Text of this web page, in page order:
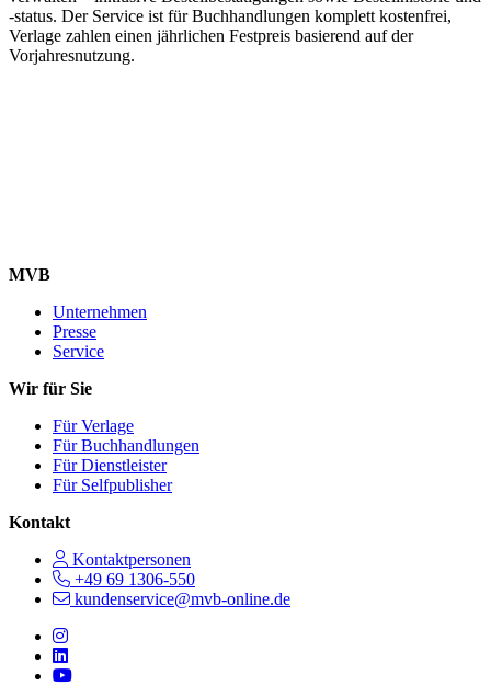
-status. Der Service ist für Buchhandlungen komplett kostenfrei,
Verlage zahlen einen jährlichen Festpreis basierend auf der
Vorjahresnutzung.
MVB
Unternehmen
Presse
Service
Wir für Sie
Für Verlage
Für Buchhandlungen
Für Dienstleister
Für Selfpublisher
Kontakt
Kontaktpersonen
+49 69 1306-550
kundenservice@mvb-online.de
Follow us on https://www.instagram.com/lifeatmvb/
Follow us on https://www.linkedin.com/company/mvbbooks
Follow us on https://www.youtube.com/@mvbbooks